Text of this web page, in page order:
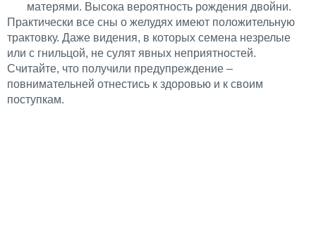
матерями. Высока вероятность рождения двойни.
Практически все сны о желудях имеют положительную
трактовку. Даже видения, в которых семена незрелые
или с гнильцой, не сулят явных неприятностей.
Считайте, что получили предупреждение –
повнимательней отнестись к здоровью и к своим
поступкам.